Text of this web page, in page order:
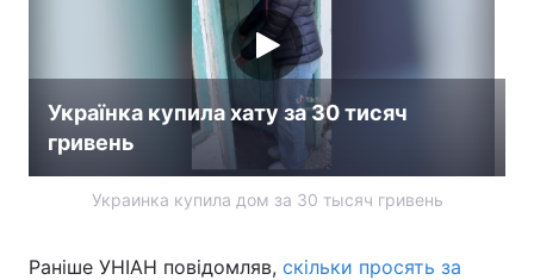
Українка купила хату за 30 тисяч
гривень
Украинка купила дом за 30 тысяч гривень
Раніше УНІАН повідомляв, скільки просять за